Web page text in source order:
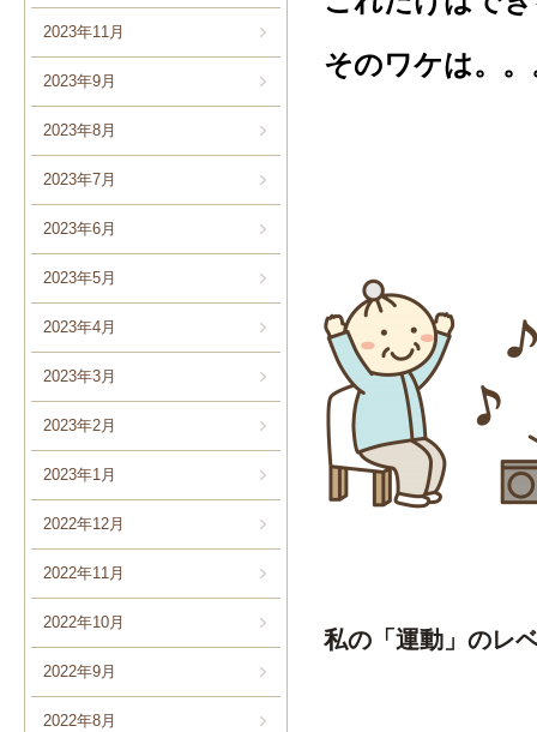
2023年11月
2023年9月
2023年8月
2023年7月
2023年6月
2023年5月
2023年4月
2023年3月
2023年2月
2023年1月
2022年12月
2022年11月
2022年10月
2022年9月
2022年8月
そのワケは。。
私の「運動」のレ